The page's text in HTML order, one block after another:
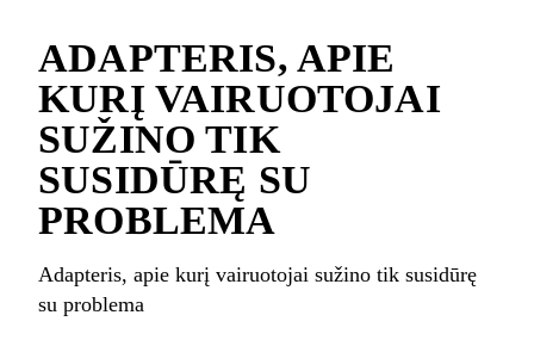
ADAPTERIS, APIE
KURĮ VAIRUOTOJAI
SUŽINO TIK
SUSIDŪRĘ SU
PROBLEMA
Adapteris, apie kurį vairuotojai sužino tik susidūrę
su problema